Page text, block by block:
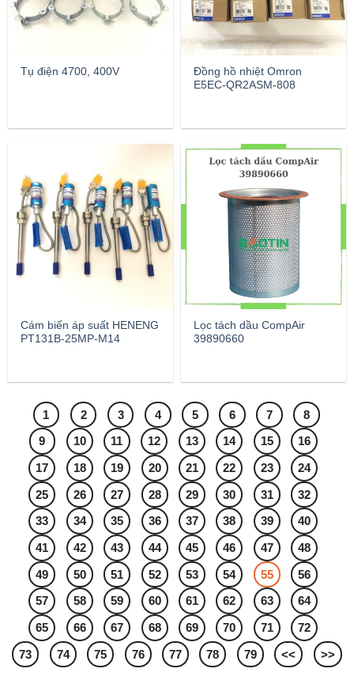
Tụ điện 4700, 400V
Đồng hồ nhiệt Omron
E5EC-QR2ASM-808
Cám biến áp suất HENENG
PT131B-25MP-M14
Lọc tách dầu CompAir
39890660
1 2 3 4 5 6 7
8
9
10 11 12 13 14 15
16
17
18 19 20 21 22 23
24
25
26 27 28 29 30 31
32
33
34 35 36 37 38 39
40
41
42 43 44 45 46 47
48
49
50 51 52 53 54 55
56
57
58 59 60 61 62 63
64
65
66 67 68 69 70 71
72
73
74 75 76 77 78 79 << >>